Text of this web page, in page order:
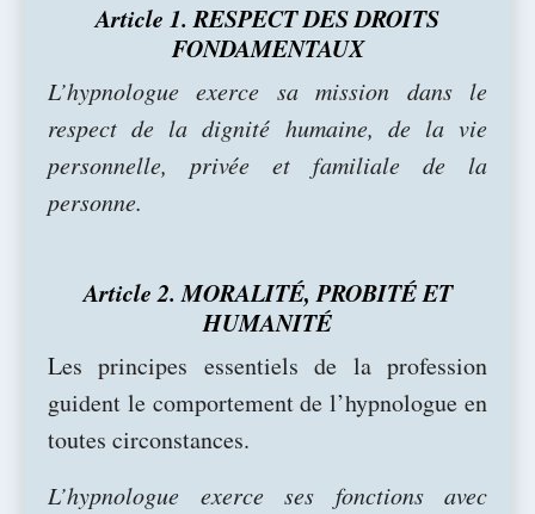
Article 1. RESPECT DES DROITS
FONDAMENTAUX
L’hypnologue exerce sa mission dans le
respect de la dignité humaine, de la vie
personnelle, privée et familiale de la
personne.
Article 2. MORALITÉ, PROBITÉ ET
HUMANITÉ
Les principes essentiels de la profession
guident le comportement de l’hypnologue en
toutes circonstances.
L’hypnologue exerce ses fonctions avec